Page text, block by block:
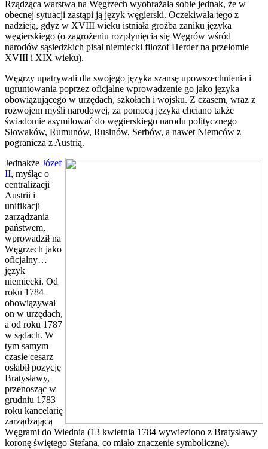
Rządząca warstwa na Węgrzech wyobrażała sobie jednak, że w
obecnej sytuacji zastąpi ją język węgierski. Oczekiwała tego z
nadzieją, gdyż w XVIII wieku istniała groźba zaniku języka
węgierskiego (o zagrożeniu rozpłynięcia się Węgrów wśród
narodów sąsiedzkich pisał niemiecki filozof Herder na przełomie
XVIII i XIX wieku).
Węgrzy upatrywali dla swojego języka szansę upowszechnienia i
ugruntowania poprzez oficjalne wprowadzenie go jako języka
obowiązującego w urzędach, szkołach i wojsku. Z czasem, wraz z
rozwojem myśli narodowej, za pomocą języka chciano także
świadomie asymilować do węgierskiego narodu politycznego
Słowaków, Rumunów, Rusinów, Serbów, a nawet Niemców z
pogranicza z Austrią.
Jednakże Józef
II, myśląc o
centralizacji
Austrii i
unifikacji
zarządzania
państwem,
wprowadził na
Węgrzech jako
oficjalny…
język
niemiecki. Od
roku 1784
obowiązywał
on w urzędach,
a od roku 1787
w sądach. W
tym samym
czasie cesarz
osłabił pozycję
Bratysławy,
przenosząc w
grudniu 1783
roku kancelarię
zarządzającą
Węgrami do Wiednia (13 kwietnia 1784 wywieziono z Bratysławy
koronę świętego Stefana, co miało znaczenie symboliczne).